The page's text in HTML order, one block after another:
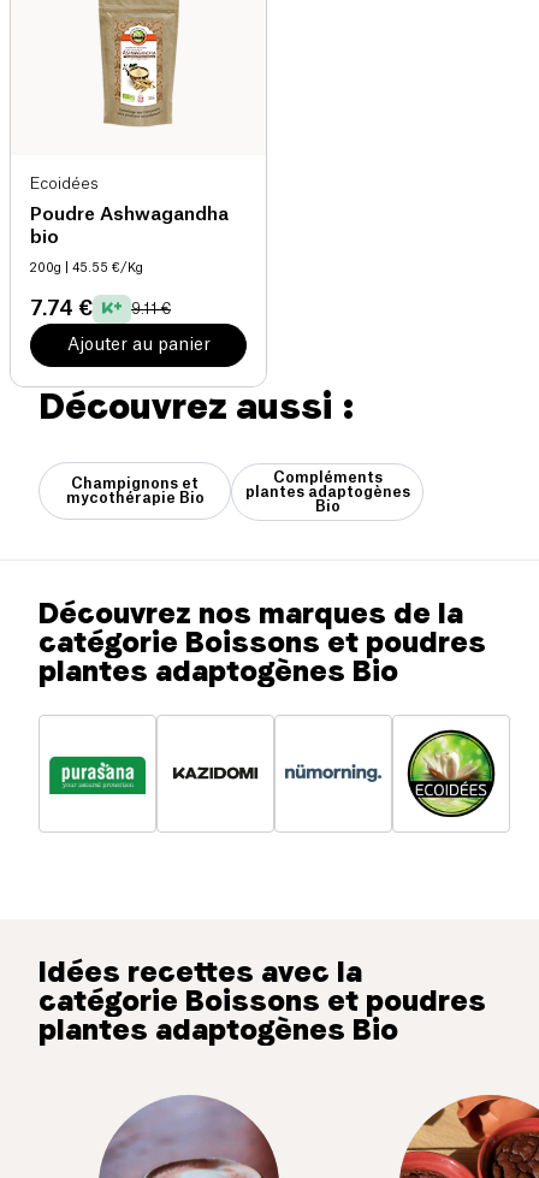
Ecoidées
Poudre Ashwagandha
bio
200g | 45.55 €/Kg
7.74 € 9.11 €
Ajouter au panier
Découvrez aussi :
Champignons et
mycothérapie Bio
Compléments
plantes adaptogènes
Bio
Découvrez nos marques de la
catégorie Boissons et poudres
plantes adaptogènes Bio
Idées recettes avec la
catégorie Boissons et poudres
plantes adaptogènes Bio